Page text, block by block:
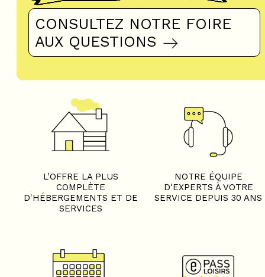
CONSULTEZ NOTRE FOIRE
AUX QUESTIONS
L'OFFRE LA PLUS
COMPLÈTE
D'HÉBERGEMENTS ET DE
SERVICES
NOTRE ÉQUIPE
D'EXPERTS À VOTRE
SERVICE DEPUIS 30 ANS